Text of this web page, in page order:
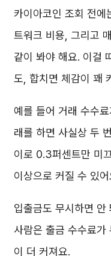
카이아코인 조회 전에
트워크 비용, 그리고
같이 봐야 해요. 이걸
도, 합치면 체감이 꽤
예를 들어 거래 수수
래를 하면 사실상 두
이로 0.3퍼센트만 미
이상으로 커질 수 있어
입출금도 무시하면 안
사람은 출금 수수료가
이 더 커져요.